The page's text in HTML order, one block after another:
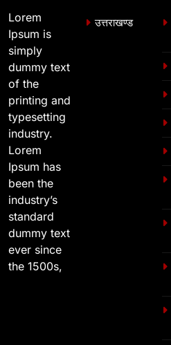
उत्तराखण्ड
Lorem
Ipsum is
simply
dummy text
of the
printing and
typesetting
industry.
Lorem
Ipsum has
been the
industry’s
standard
dummy text
ever since
the 1500s,
उत्तराखण्ड